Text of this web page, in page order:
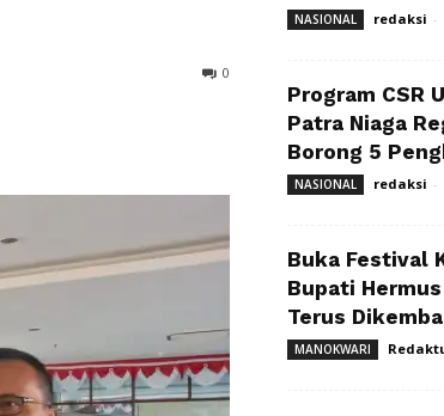
0
NASIONAL redaksi -
Program CSR
Patra Niaga
Borong 5
NASIONAL redaksi -
Buka Festival
Bupati
Terus
MANOKWARI